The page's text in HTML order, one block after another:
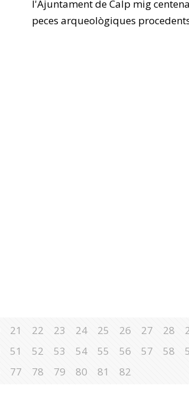
l'Ajuntament de Calp mig
peces arqueològiques
21 22 23 24 25 26 27 28
51 52 53 54 55 56 57 58
77 78 79 80 81
82